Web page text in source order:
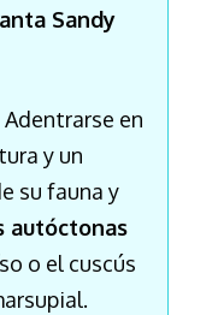
Sandy
Adentrarse en
y un
su fauna y
autóctonas
o el cuscús